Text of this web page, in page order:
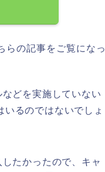
らの記事をご覧になっ
どを実施していない
るのではないでしょ
たかったので、キャ